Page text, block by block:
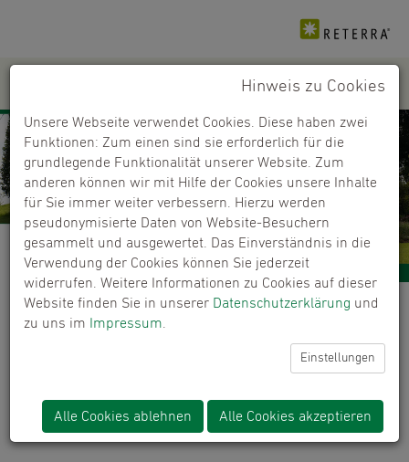
Händlerfinder
Kaufen Sie unsere Produkte bei ausgewählten
ERROR:Content Element with uid "6391" and type
"gomapsext_show" has no rendering definition!
Hinweis zu Cookies
Unsere Webseite verwendet Cookies. Diese haben zwei
Funktionen: Zum einen sind sie erforderlich für die
grundlegende Funktionalität unserer Website. Zum
anderen können wir mit Hilfe der Cookies unsere Inhalte
für Sie immer weiter verbessern. Hierzu werden
pseudonymisierte Daten von Website-Besuchern
gesammelt und ausgewertet. Das Einverständnis in die
Verwendung der Cookies können Sie jederzeit
widerrufen. Weitere Informationen zu Cookies auf dieser
Website finden Sie in unserer Datenschutzerklärung und
zu uns im
Impressum
Einstellungen
Alle Cookies ablehnen Alle Cookies akzeptieren